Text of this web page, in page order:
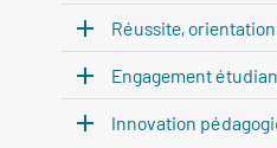
Réussite,
Engagement
Innovation